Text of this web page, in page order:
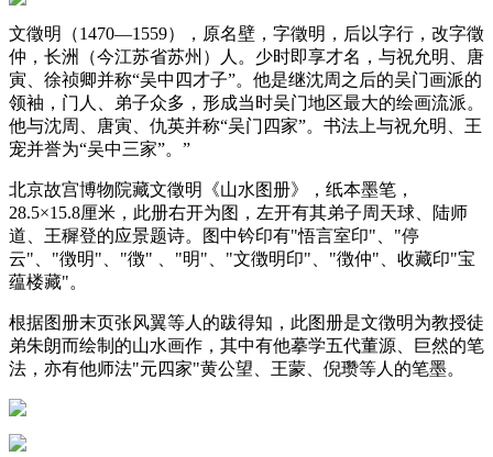
文徵明（1470—1559），原名壁，字徵明，后以字行，改字徵
仲，长洲（今江苏省苏州）人。少时即享才名，与祝允明、唐
寅、徐祯卿并称“吴中四才子”。他是继沈周之后的吴门画派的
领袖，门人、弟子众多，形成当时吴门地区最大的绘画流派。
他与沈周、唐寅、仇英并称“吴门四家”。书法上与祝允明、王
宠并誉为“吴中三家”。”
北京故宫博物院藏文徵明《山水图册》，纸本墨笔，
28.5×15.8厘米，此册右开为图，左开有其弟子周天球、陆师
道、王穉登的应景题诗。图中钤印有"悟言室印"、"停
云"、"徴明"、"徴" 、"明"、"文徴明印"、"徴仲"、收藏印"宝
蕴楼藏"。
根据图册末页张风翼等人的跋得知，此图册是文徴明为教授徒
弟朱朗而绘制的山水画作，其中有他摹学五代董源、巨然的笔
法，亦有他师法"元四家"黄公望、王蒙、倪瓒等人的笔墨。